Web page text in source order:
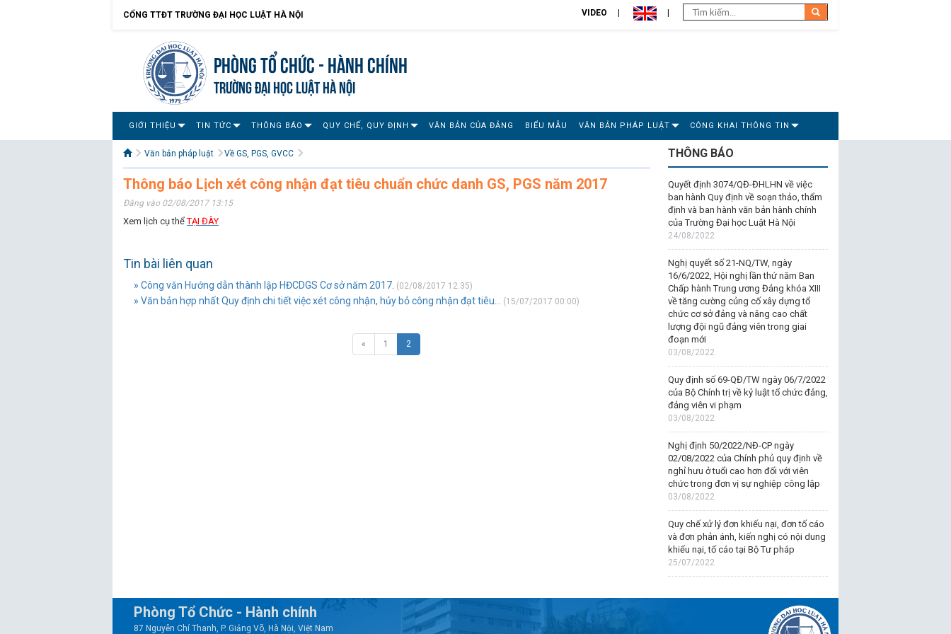
CỔNG TTĐT TRƯỜNG ĐẠI HỌC LUẬT HÀ NỘI VIDEO
Phòng Tổ chức - Hành chính
TRƯỜNG ĐẠI HỌC LUẬT HÀ NỘI
GIỚI THIỆU TIN TỨC THÔNG BÁO QUY CHẾ, QUY ĐỊNH VĂN BẢN CỦA ĐẢNG BIỂU MẪU VĂN BẢN PHÁP LUẬT CÔNG KHAI THÔNG TIN
Văn bản pháp luật Về GS, PGS, GVCC
Thông báo Lịch xét công nhận đạt tiêu chuẩn chức danh GS, PGS năm 2017
Đăng vào 02/08/2017 13:15
Xem lịch cụ thểTẠI ĐÂY
Tin bài liên quan
» Công văn Hướng dẫn thành lập HĐCDGS Cơ sở năm 2017. (02/08/2017 12:35)
» Văn bản hợp nhất Quy định chi tiết việc xét công nhận, hủy bỏ công nhận đạt tiêu... (15/07/2017 00:00)
« 1 2
THÔNG BÁO
Quyết định 3074/QĐ-ĐHLHN về việc
ban hành Quy định về soạn thảo, thẩm
định và ban hành văn bản hành chính
của Trường Đại học Luật Hà Nội
24/08/2022
Nghị quyết số 21-NQ/TW, ngày
16/6/2022, Hội nghị lần thứ năm Ban
Chấp hành Trung ương Đảng khóa XIII
về tăng cường củng cố xây dựng tổ
chức cơ sở đảng và nâng cao chất
lượng đội ngũ đảng viên trong giai
đoạn mới
03/08/2022
Quy định số 69-QĐ/TW ngày 06/7/2022
của Bộ Chính trị về kỷ luật tổ chức đảng,
đảng viên vi phạm
03/08/2022
Nghị định 50/2022/NĐ-CP ngày
02/08/2022 của Chính phủ quy định về
nghỉ hưu ở tuổi cao hơn đối với viên
chức trong đơn vị sự nghiệp công lập
03/08/2022
Quy chế xử lý đơn khiếu nại, đơn tố cáo
và đơn phản ánh, kiến nghị có nội dung
khiếu nại, tố cáo tại Bộ Tư pháp
25/07/2022
Phòng Tổ Chức - Hành chính
87 Nguyễn Chí Thanh, P. Giảng Võ, Hà Nội, Việt Nam